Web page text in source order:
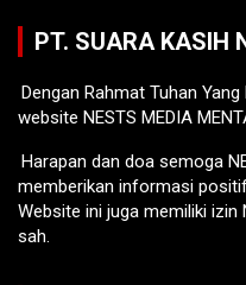
PT. SUARA KASIH
Dengan Rahmat Tuhan
website NESTS MEDIA
Harapan dan doa semoga
memberikan informasi
Website ini juga memiliki izin
sah.